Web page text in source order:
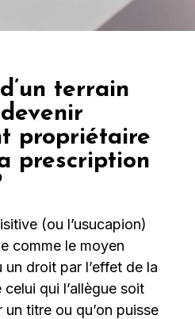
terrain
propriétaire
prescription
(ou l’usucapion)
comme le moyen
un droit par l’effet de la
qui l’allègue soit
titre ou qu’on puisse